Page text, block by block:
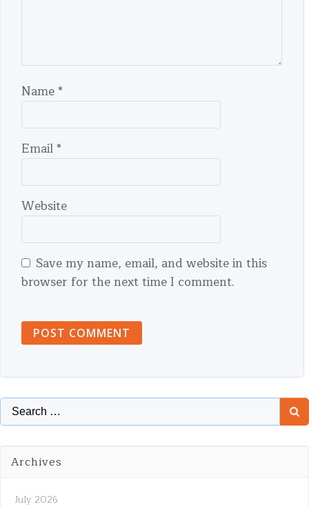
Name*
Email*
Website
Save my name, email, and website in this
browser for the next time I comment.
Search
for:
Archives
July 2026